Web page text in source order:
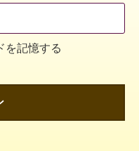
を記憶する